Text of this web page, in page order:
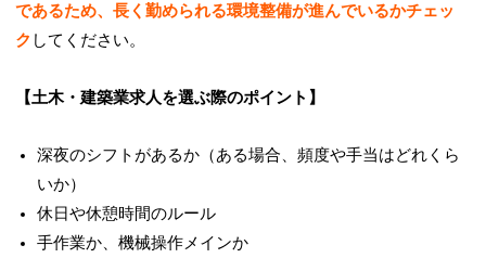
であるため、長く勤められる環境整備が進んでいるかチェッ
ク してください。
【土木・建築業求人を選ぶ際のポイント】
深夜のシフトがあるか（ある場合、頻度や手当はどれくら
いか）
休日や休憩時間のルール
手作業か、機械操作メインか